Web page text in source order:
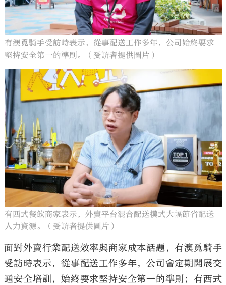
有澳覓騎手受訪時表示，從事配送工作多年，公司始終要求
堅持安全第一的準則。（受訪者提供圖片）
有西式餐飲商家表示，外賣平台混合配送模式大幅節省配送
人力資源。（受訪者提供圖片）
面對外賣行業配送效率與商家成本話題，有澳覓騎手
受訪時表示，從事配送工作多年，公司會定期開展交
通安全培訓，始終要求堅持安全第一的準則；有西式